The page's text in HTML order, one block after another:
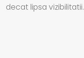
decat lipsa vizibilitatii.